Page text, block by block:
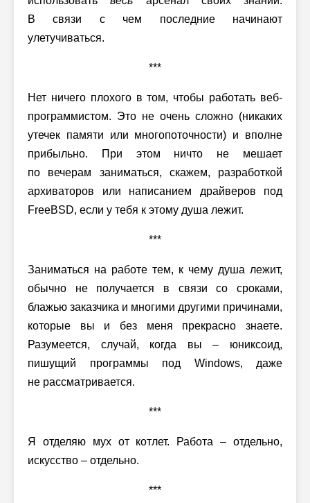
В связи с чем последние начинают
улетучиваться.
***
Нет ничего плохого в том, чтобы работать веб-
программистом. Это не очень сложно (никаких
утечек памяти или многопоточности) и вполне
прибыльно. При этом ничто не мешает
по вечерам заниматься, скажем, разработкой
архиваторов или написанием драйверов под
FreeBSD, если у тебя к этому душа лежит.
***
Заниматься на работе тем, к чему душа лежит,
обычно не получается в связи со сроками,
блажью заказчика и многими другими причинами,
которые вы и без меня прекрасно знаете.
Разумеется, случай, когда вы – юниксоид,
пишущий программы под Windows, даже
не рассматривается.
***
Я отделяю мух от котлет. Работа – отдельно,
искусство – отдельно.
***